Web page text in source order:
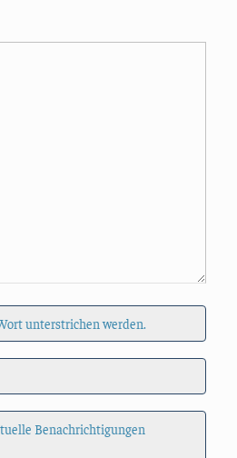
unterstrichen werden.
Benachrichtigungen